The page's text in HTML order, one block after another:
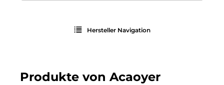
Hersteller Navigation
Produkte von Acaoyer